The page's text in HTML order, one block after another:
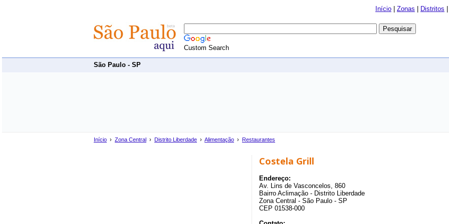
Início Zonas Distritos
Custom Search
São Paulo - SP
Início › Zona Central › Distrito Liberdade › Alimentação › Restaurantes
Costela Grill
Endereço:
Av. Lins de Vasconcelos, 860
Bairro Aclimação - Distrito Liberdade
Zona Central - São Paulo - SP
CEP 01538-000